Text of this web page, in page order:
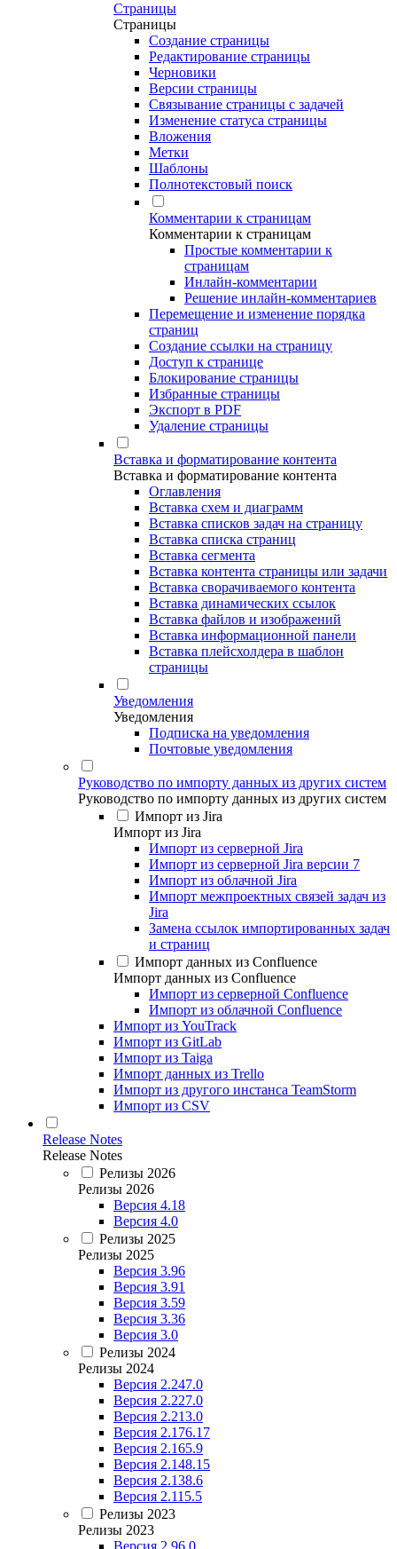
Страницы
Страницы
Создание страницы
Редактирование страницы
Черновики
Версии страницы
Связывание страницы с задачей
Изменение статуса страницы
Вложения
Метки
Шаблоны
Полнотекстовый поиск
Комментарии к страницам
Комментарии к страницам
Простые комментарии к
страницам
Инлайн-комментарии
Решение инлайн-комментариев
Перемещение и изменение порядка
страниц
Создание ссылки на страницу
Доступ к странице
Блокирование страницы
Избранные страницы
Экспорт в PDF
Удаление страницы
Вставка и форматирование контента
Вставка и форматирование контента
Оглавления
Вставка схем и диаграмм
Вставка списков задач на страницу
Вставка списка страниц
Вставка сегмента
Вставка контента страницы или задачи
Вставка сворачиваемого контента
Вставка динамических ссылок
Вставка файлов и изображений
Вставка информационной панели
Вставка плейсхолдера в шаблон
страницы
Уведомления
Уведомления
Подписка на уведомления
Почтовые уведомления
Руководство по импорту данных из других систем
Руководство по импорту данных из других систем
Импорт из Jira
Импорт из Jira
Импорт из серверной Jira
Импорт из серверной Jira версии 7
Импорт из облачной Jira
Импорт межпроектных связей задач из
Jira
Замена ссылок импортированных задач
и страниц
Импорт данных из Confluence
Импорт данных из Confluence
Импорт из серверной Confluence
Импорт из облачной Confluence
Импорт из YouTrack
Импорт из GitLab
Импорт из Taiga
Импорт данных из Trello
Импорт из другого инстанса TeamStorm
Импорт из CSV
Release Notes
Release Notes
Релизы 2026
Релизы 2026
Версия 4.18
Версия 4.0
Релизы 2025
Релизы 2025
Версия 3.96
Версия 3.91
Версия 3.59
Версия 3.36
Версия 3.0
Релизы 2024
Релизы 2024
Версия 2.247.0
Версия 2.227.0
Версия 2.213.0
Версия 2.176.17
Версия 2.165.9
Версия 2.148.15
Версия 2.138.6
Версия 2.115.5
Релизы 2023
Релизы 2023